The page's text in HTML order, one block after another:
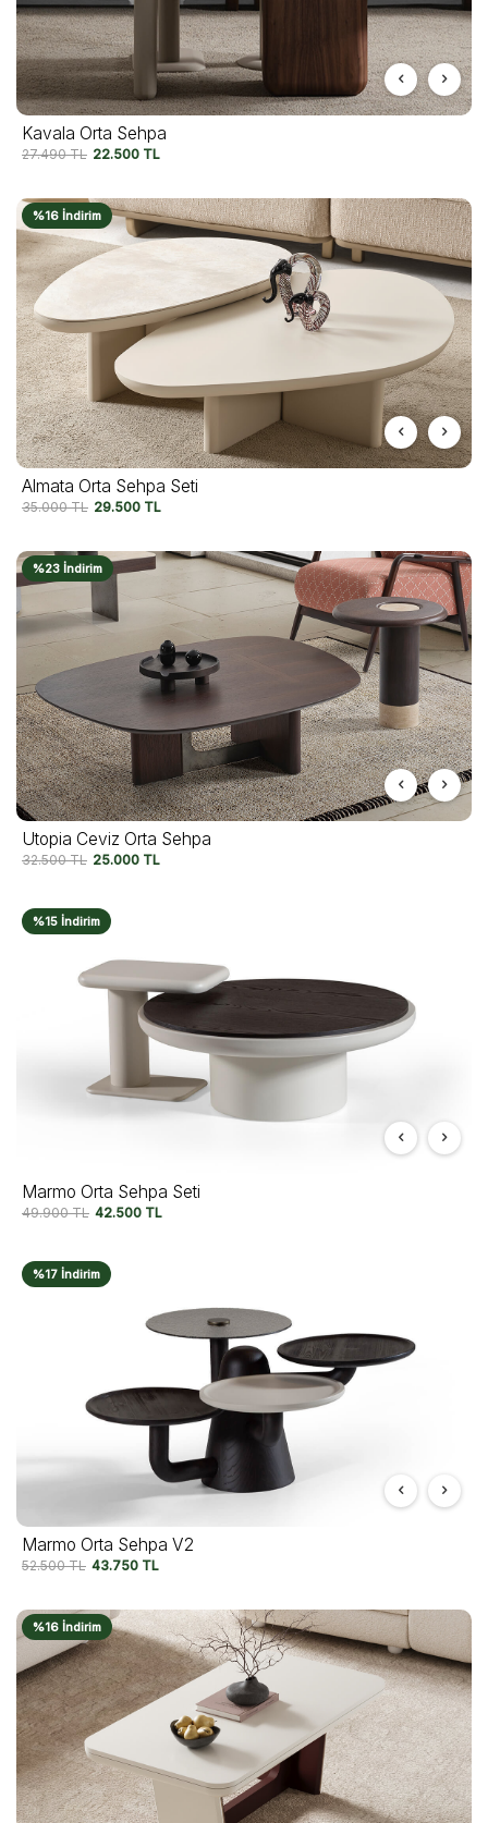
Kavala Orta Sehpa
27.490TL 22.500 TL
%16 İndirim
Almata Orta Sehpa Seti
35.000TL 29.500 TL
%23 İndirim
Utopia Ceviz Orta Sehpa
32.500TL 25.000 TL
%15 İndirim
Marmo Orta Sehpa Seti
49.900TL 42.500 TL
%17 İndirim
Marmo Orta Sehpa V2
52.500TL 43.750 TL
%16 İndirim